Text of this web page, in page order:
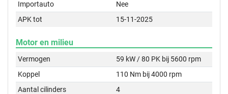
Importauto
Nee
APK tot
15-11-2025
Motor en milieu
Vermogen
59 kW / 80 PK bij 5600 rpm
Koppel
110 Nm bij 4000 rpm
Aantal cilinders
4